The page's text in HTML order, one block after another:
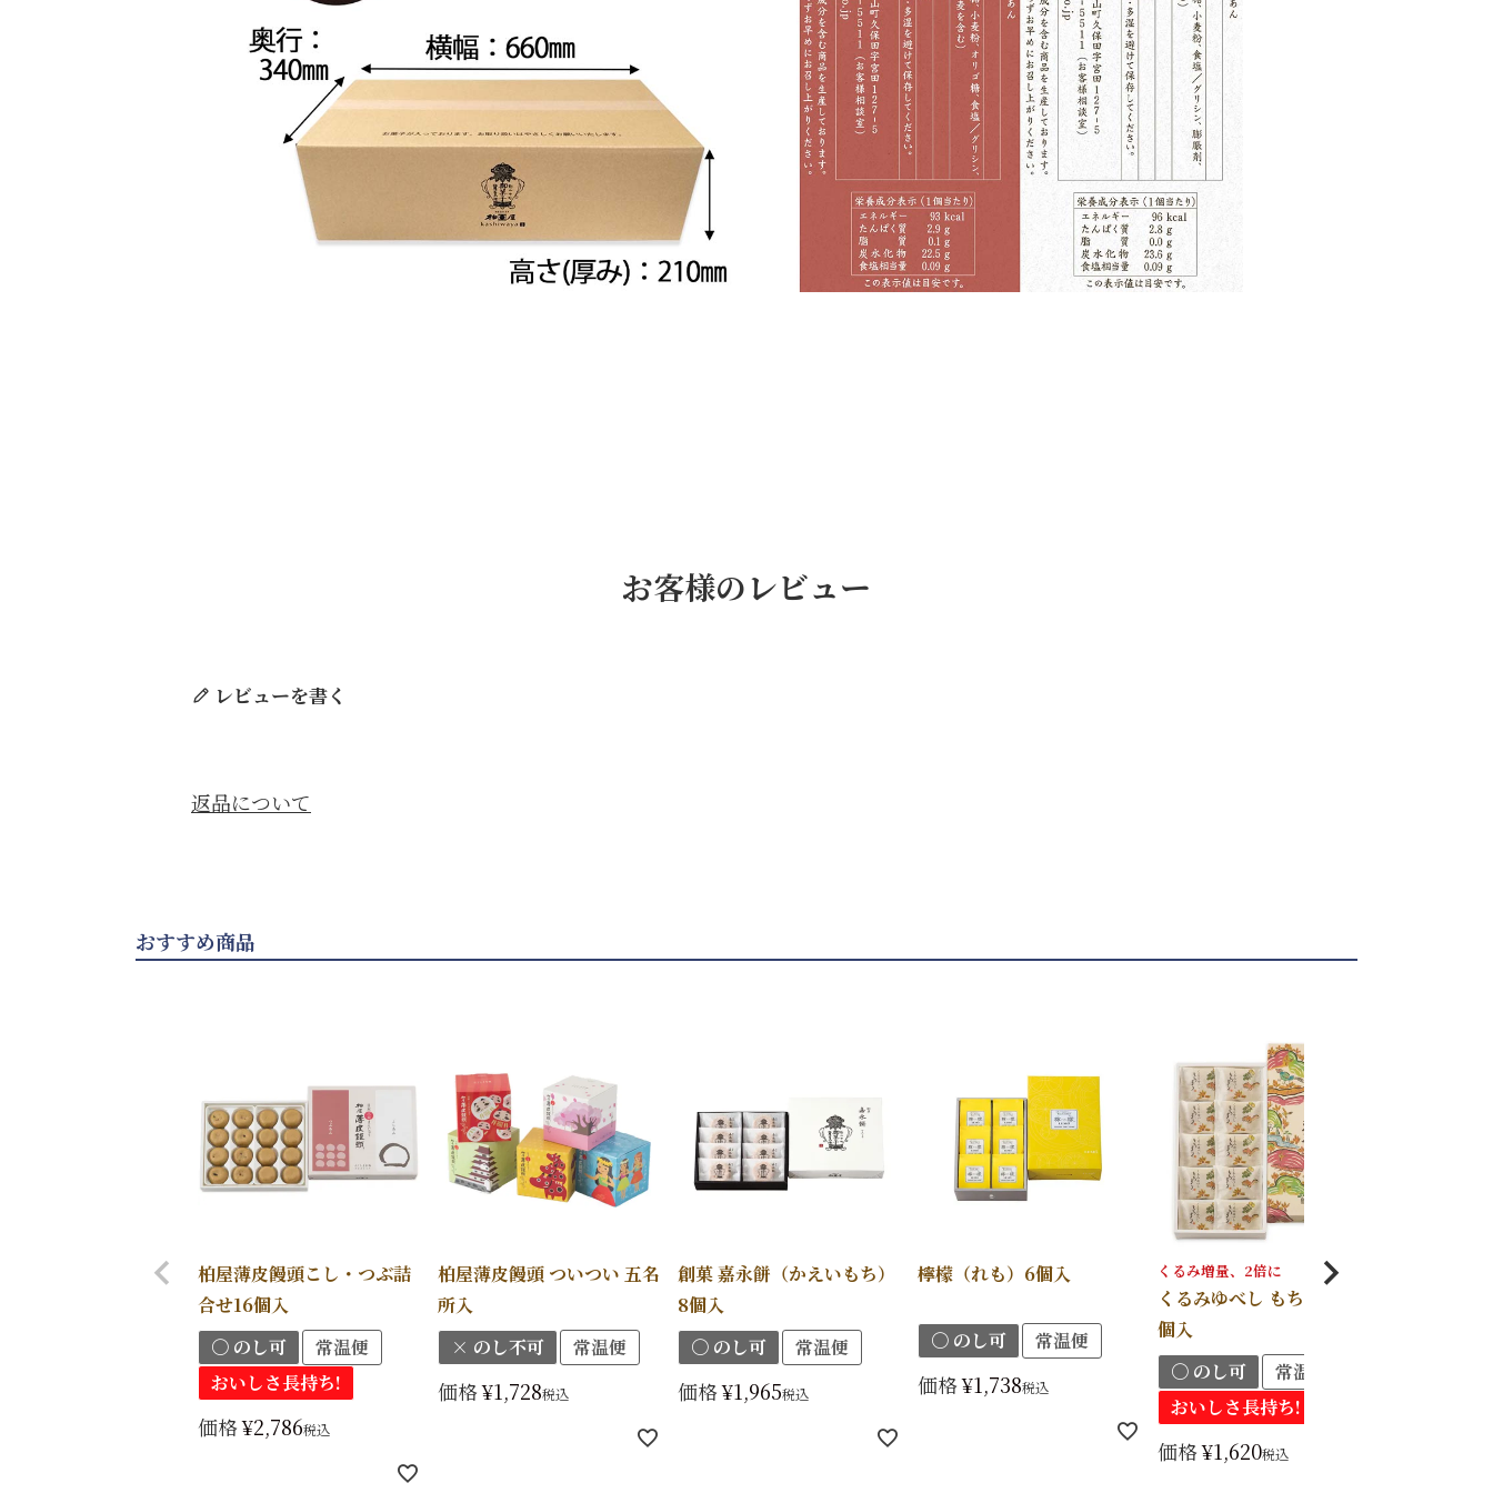
お客様のレビュー
レビューを書く
返品について
おすすめ商品
柏屋薄皮饅頭こし・つぶ詰
合せ16個入
〇 のし可
常温便
おいしさ長持ち!
価格¥2,786税込
柏屋薄皮饅頭 ついつい 五名
所入
× のし不可
常温便
価格¥1,728税込
創菓 嘉永餅（かえいもち）
8個入
〇 のし可
常温便
価格¥1,965税込
檸檬（れも）6個入
〇 のし可 常温便
価格¥1,738税込
くるみ増量、2倍に
くるみゆべし もちずり 10
個入
〇 のし可
常温便
おいしさ長持ち!
価格¥1,620税込